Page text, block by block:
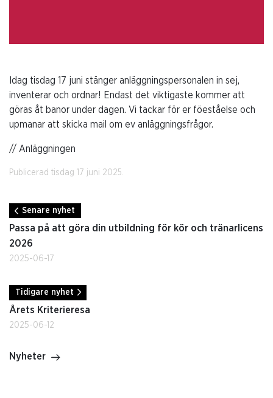
Idag tisdag 17 juni stänger anläggningspersonalen in sej,
inventerar och ordnar! Endast det viktigaste kommer att
göras åt banor under dagen. Vi tackar för er föeståelse och
upmanar att skicka mail om ev anläggningsfrågor.
// Anläggningen
Publicerad tisdag 17 juni 2025.
Senare nyhet
Passa på att göra din utbildning för kör och tränarlicens
2026
2025-06-17
Tidigare nyhet
Årets Kriterieresa
2025-06-12
Nyheter